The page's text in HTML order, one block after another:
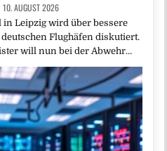
10. AUGUST 2026
Leipzig wird über bessere
Flughäfen diskutiert.
will nun bei der Abwehr…